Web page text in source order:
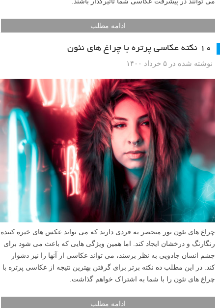
ادامه مطلب
۱۰ نکته عکاسی پرتره با چراغ های نئون
نوشته شده در ۵ خرداد ۱۴۰۰
چراغ های نئون نور منحصر به فردی دارند که می تواند عکس های خیره کننده
رنگارنگ و درخشان ایجاد کند. اما همین ویژگی هایی که باعث می شود برای
چشم انسان جادویی به نظر برسند، می تواند عکاسی از آنها را نیز دشوار
کند. در این مطلب ده نکته برتر برای گرفتن بهترین نتیجه از عکاسی پرتره با
چراغ های نئون را با شما به اشتراک خواهم گذاشت.
ادامه مطلب